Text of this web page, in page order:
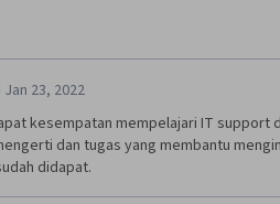
23, 2022
kesempatan mempelajari IT support
dan tugas yang membantu
didapat.